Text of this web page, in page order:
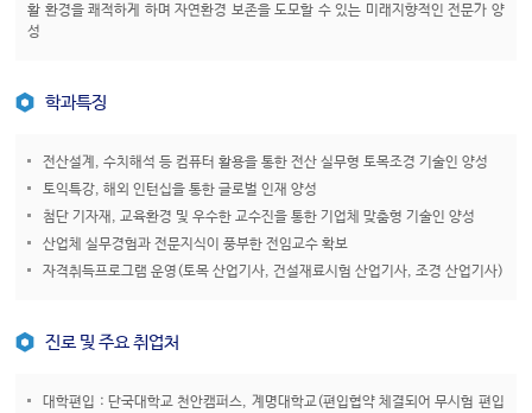
활 환경을 쾌적하게 하며 자연환경 보존을 도모할 수 있는 미래지향적인 전문가 양
성
학과특징
전산설계, 수치해석 등 컴퓨터 활용을 통한 전산 실무형 토목조경 기술인 양성
토익특강, 해외 인턴십을 통한 글로벌 인재 양성
첨단 기자재, 교육환경 및 우수한 교수진을 통한 기업체 맞춤형 기술인 양성
산업체 실무경험과 전문지식이 풍부한 전임교수 확보
자격취득프로그램 운영(토목 산업기사, 건설재료시험 산업기사, 조경 산업기사)
진로 및 주요 취업처
대학편입 : 단국대학교 천안캠퍼스, 계명대학교(편입협약 체결되어 무시험 편입